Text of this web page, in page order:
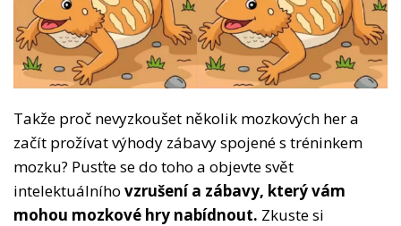
Takže proč nevyzkoušet několik mozkových her a
začít prožívat výhody zábavy spojené s tréninkem
mozku? Pusťte se do toho a objevte svět
intelektuálního vzrušení a zábavy, který vám
mohou mozkové hry nabídnout. Zkuste si